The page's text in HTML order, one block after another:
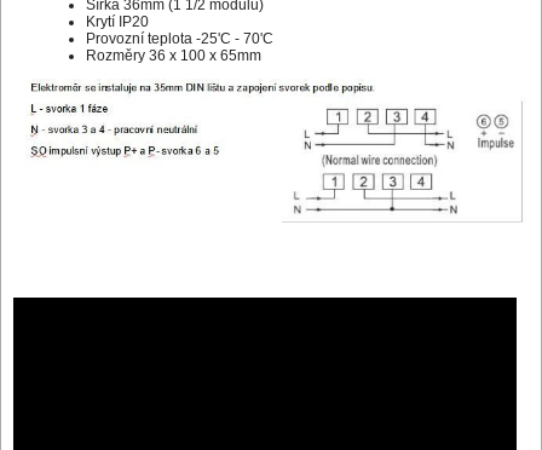
Šířka 36mm (1 1/2 modulů)
Krytí IP20
Provozní teplota -25'C - 70'C
Rozměry 36 x 100 x 65mm